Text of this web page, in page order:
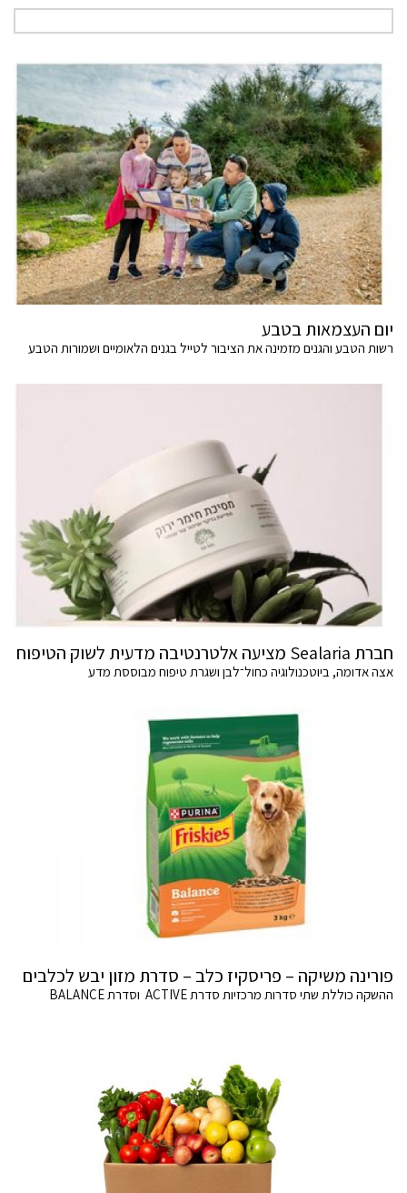
יום העצמאות בטבע
רשות הטבע והגנים מזמינה את הציבור לטייל בגנים הלאומיים ושמורות הטבע
חברת Sealaria מציעה אלטרנטיבה מדעית לשוק הטיפוח
אצה אדומה, ביוטכנולוגיה כחול־לבן ושגרת טיפוח מבוססת מדע
פורינה משיקה – פריסקיז כלב – סדרת מזון יבש לכלבים
ההשקה כוללת שתי סדרות מרכזיות סדרת ACTIVE וסדרת BALANCE